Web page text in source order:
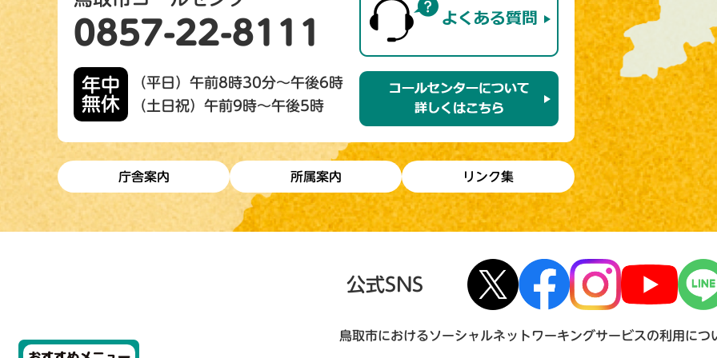
0857-22-8111
年中
無休
（平日）午前8時30分～午後6時
（土日祝）午前9時～午後5時
庁舎案内 所属案内 リンク集
公式SNS
鳥取市におけるソーシャルネットワーキングサービスの利用につ